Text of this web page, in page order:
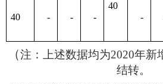
40 - - -
40
-
（注：上述数据均为2020年新
结转。